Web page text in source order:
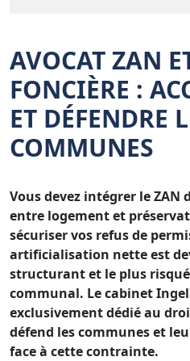
AVOCAT ZAN
FONCIÈRE :
ET DÉFENDRE
COMMUNES
Vous devez intégrer le ZAN
entre logement et
sécuriser vos refus de
artificialisation nette est
structurant et le plus
communal. Le cabinet
exclusivement dédié au
défend les communes et
face à cette contrainte.